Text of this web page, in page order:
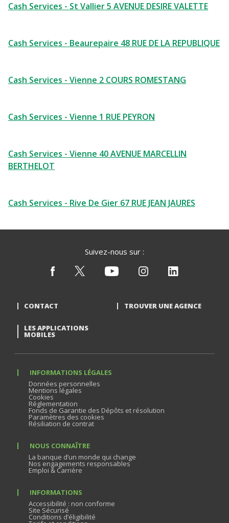
Cash Services - St Vallier 5 AVENUE DESIRE VALETTE
Cash Services - Beaurepaire 48 RUE DE LA REPUBLIQUE
Cash Services - Vienne 2 COURS ROMESTANG
Cash Services - Vienne 1 RUE PEYRON
Cash Services - Vienne 40 AVENUE MARCELLIN
BERTHELOT
Cash Services - Rive De Gier 67 RUE JEAN JAURES
Suivez-nous sur :
CONTACT TROUVER UNE AGENCE
LES APPLICATIONS
MOBILES
INFORMATIONS LÉGALES
Données personnelles
Mentions légales
Cookies
Réglementation
Fonds de Garantie des Dépôts et résolution
Paramètres des cookies
Résiliation de contrat
NOUS CONNAÎTRE
La banque d’un monde qui change
Nos engagements responsables
Emploi & Carrière
INFORMATIONS
Accessibilité : non conforme
Site Sécurisé
Conditions d’éligibilité